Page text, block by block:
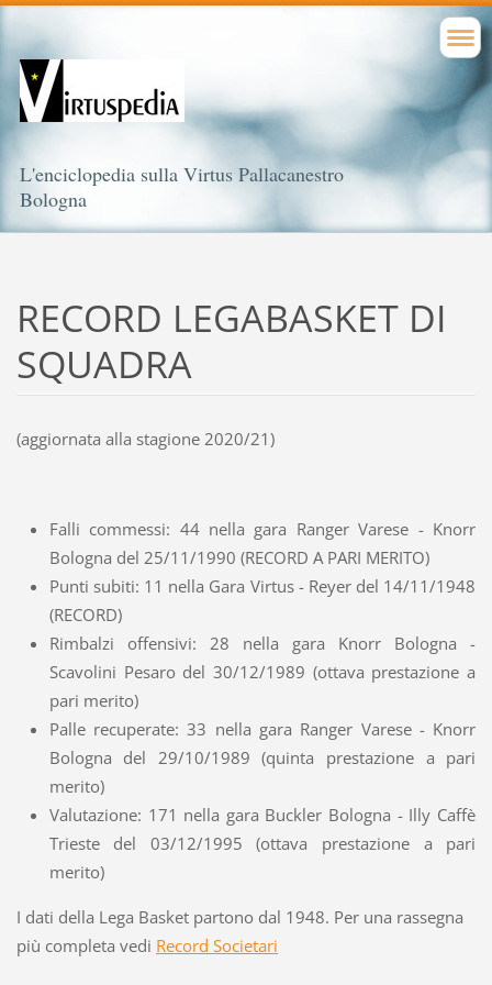
L'enciclopedia sulla Virtus Pallacanestro
Bologna
RECORD LEGABASKET DI
SQUADRA
(aggiornata alla stagione 2020/21)
Falli commessi: 44 nella gara Ranger Varese - Knorr
Bologna del 25/11/1990 (RECORD A PARI MERITO)
Punti subiti: 11 nella Gara Virtus - Reyer del 14/11/1948
(RECORD)
Rimbalzi offensivi: 28 nella gara Knorr Bologna -
Scavolini Pesaro del 30/12/1989 (ottava prestazione a
pari merito)
Palle recuperate: 33 nella gara Ranger Varese - Knorr
Bologna del 29/10/1989 (quinta prestazione a pari
merito)
Valutazione: 171 nella gara Buckler Bologna - Illy Caffè
Trieste del 03/12/1995 (ottava prestazione a pari
merito)
I dati della Lega Basket partono dal 1948. Per una rassegna
più completa vedi Record Societari